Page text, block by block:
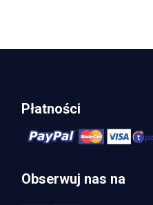
Płatności
Obserwuj nas na